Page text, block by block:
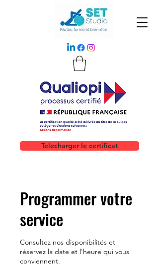
Telecharger le certificat
Programmer votre
service
Consultez nos disponibilités et
réservez la date et l'heure qui vous
conviennent.